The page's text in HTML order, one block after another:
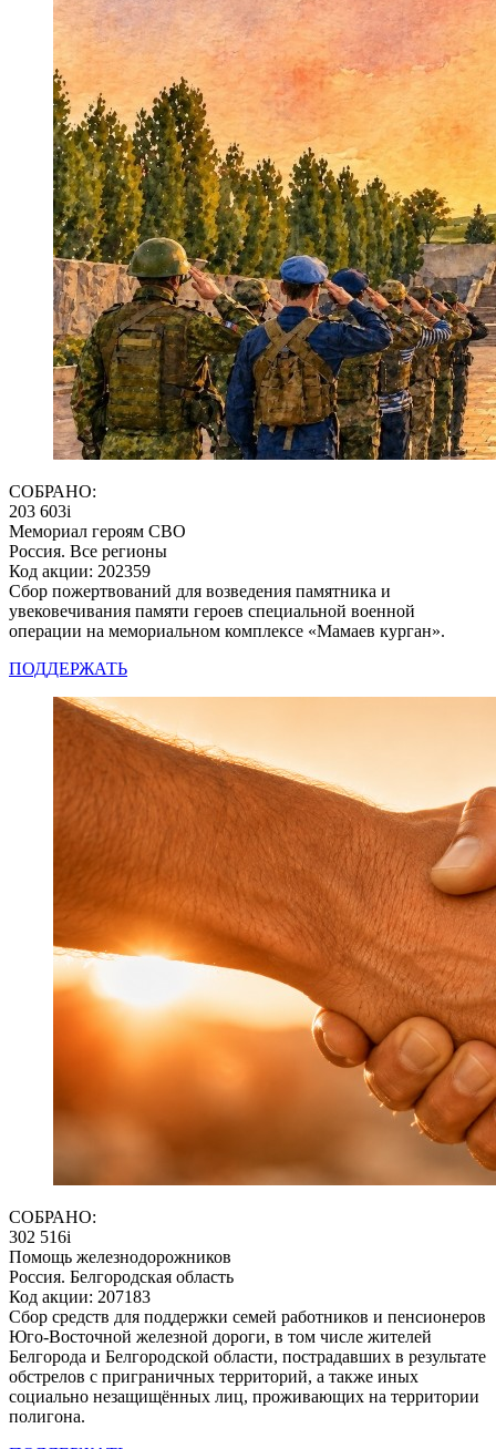
СОБРАНО:
203 603i
Мемориал героям СВО
Россия. Все регионы
Код акции: 202359
Сбор пожертвований для возведения памятника и
увековечивания памяти героев специальной военной
операции на мемориальном комплексе «Мамаев курган».
ПОДДЕРЖАТЬ
СОБРАНО:
302 516i
Помощь железнодорожников
Россия. Белгородская область
Код акции: 207183
Сбор средств для поддержки семей работников и пенсионеров
Юго-Восточной железной дороги, в том числе жителей
Белгорода и Белгородской области, пострадавших в результате
обстрелов с приграничных территорий, а также иных
социально незащищённых лиц, проживающих на территории
полигона.